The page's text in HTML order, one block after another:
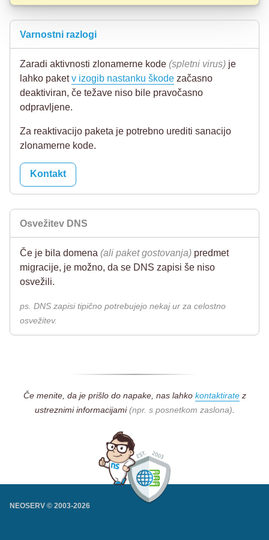
Varnostni razlogi
Zaradi aktivnosti zlonamerne kode (spletni virus) je
lahko paketv izogib nastanku škode začasno
deaktiviran, če težave niso bile pravočasno
odpravljene.
Za reaktivacijo paketa je potrebno urediti sanacijo
zlonamerne kode.
Kontakt
Osvežitev DNS
Če je bila domena (ali paket gostovanja) predmet
migracije, je možno, da se DNS zapisi še niso
osvežili.
ps. DNS zapisi tipično potrebujejo nekaj ur za celostno
osvežitev.
Če menite, da je prišlo do napake, nas lahko kontaktiratez
ustreznimi informacijami(npr. s posnetkom zaslona)
NEOSERV © 2003-2026